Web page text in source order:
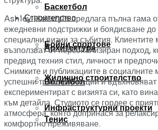
Баскетбол
Бойни спортове
Волейбол
Тенис
Строителство
Архитектура
Жилищно строителство
Инфраструктурни проекти
Ashley Hairstyle предлага пълна гама
ежедневни подстрижки и боядисване до
специални визии за събития. Клиентите
възползват от персонализиран подход,
предвид техния стил, личност и
Снимките и публикациите в социалните
успешни трансформации и вдъхновяват
експериментират с визията си, като
към детайла. Студиото се гордее с
атмосфера, която допринася за
комфортно преживяване.